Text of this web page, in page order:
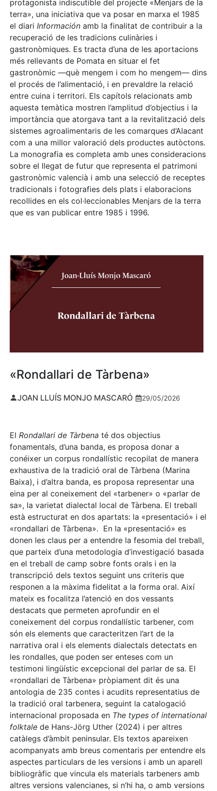
protagonista indiscutible del projecte «Menjars de la
terra», una iniciativa que va posar en marxa el 1985
el diari Información amb la finalitat de contribuir a la
recuperació de les tradicions culinàries i
gastronòmiques. Es tracta d’una de les aportacions
més rellevants de Pomata en situar el fet
gastronòmic —què mengem i com ho mengem— dins
el procés de l’alimentació, i en prevaldre la relació
entre cuina i territori. Els capítols relacionats amb
aquesta temàtica mostren l’amplitud d’objectius i la
importància que atorgava tant a la revitalització dels
sistemes agroalimentaris de les comarques d’Alacant
com a una millor valoració dels productes autòctons.
La monografia es completa amb unes consideracions
sobre el llegat de futur que representa el patrimoni
gastronòmic valencià i amb una selecció de receptes
tradicionals i fotografies dels plats i elaboracions
recollides en els col·leccionables Menjars de la terra
que es van publicar entre 1985 i 1996.
«Rondallari de Tàrbena»
JOAN LLUÍS MONJO MASCARÓ 29/05/2026
El Rondallari de Tàrbena té dos objectius
fonamentals, d’una banda, es proposa donar a
conéixer un corpus rondallístic recopilat de manera
exhaustiva de la tradició oral de Tàrbena (Marina
Baixa), i d’altra banda, es proposa representar una
eina per al coneixement del «tarbener» o «parlar de
sa», la varietat dialectal local de Tàrbena. El treball
està estructurat en dos apartats: la «presentació» i el
«rondallari de Tàrbena». En la «presentació» es
donen les claus per a entendre la fesomia del treball,
que parteix d’una metodologia d’investigació basada
en el treball de camp sobre fonts orals i en la
transcripció dels textos seguint uns criteris que
responen a la màxima fidelitat a la forma oral. Així
mateix es focalitza l’atenció en dos vessants
destacats que permeten aprofundir en el
coneixement del corpus rondallístic tarbener, com
són els elements que caracteritzen l’art de la
narrativa oral i els elements dialectals detectats en
les rondalles, que poden ser enteses com un
testimoni lingüístic excepcional del parlar de sa. El
«rondallari de Tàrbena» pròpiament dit és una
antologia de 235 contes i acudits representatius de
la tradició oral tarbenera, seguint la catalogació
internacional proposada en The types of international
folktale de Hans-Jörg Uther (2024) i per altres
catàlegs d’àmbit peninsular. Els textos apareixen
acompanyats amb breus comentaris per entendre els
aspectes particulars de les versions i amb un aparell
bibliogràfic que vincula els materials tarbeners amb
altres versions valencianes, si n’hi ha, o amb versions